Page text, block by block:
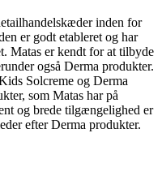
inden for
er godt etableret og har
Matas er kendt for at tilbyde
også Derma produkter.
Solcreme og Derma
som Matas har på
og brede tilgængelighed er
efter Derma produkter.